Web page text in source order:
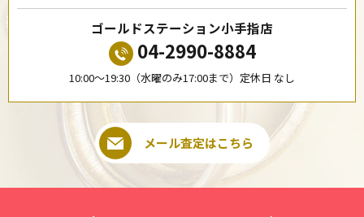
ゴールドステーション小手指店
04-2990-8884
10:00〜19:30（水曜のみ17:00まで）定休日 なし
メール査定はこちら